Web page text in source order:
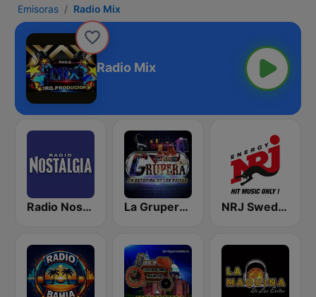
Emisoras Radio Mix
Radio Mix
Radio Nostalgia de Monclova La Grupera 502 NRJ Sweden